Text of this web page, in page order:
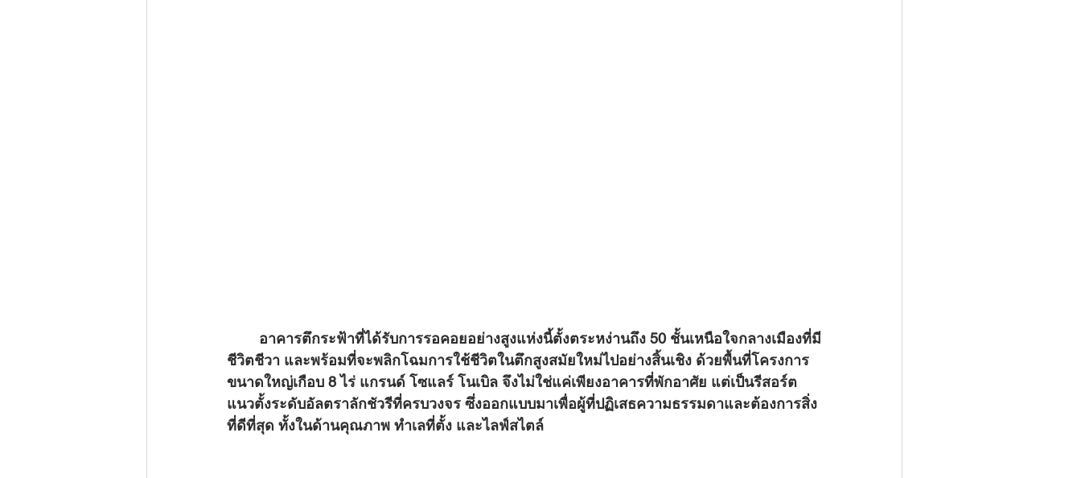
ชีวิตชีวา และพร้อมที่จะพลิกโฉมการใช้ชีวิตในตึกสูงสมัยใหม่ไปอย่างสิ้นเชิง ด้วยพื้นที่โครงการ
ขนาดใหญ่เกือบ 8 ไร่ แกรนด์ โซแลร์ โนเบิล จึงไม่ใช่แค่เพียงอาคารที่พักอาศัย แต่เป็นรีสอร์ต
แนวตั้งระดับอัลตราลักชัวรีที่ครบวงจร ซึ่งออกแบบมาเพื่อผู้ที่ปฏิเสธความธรรมดาและต้องการสิ่ง
ที่ดีที่สุด ทั้งในด้านคุณภาพ ทำเลที่ตั้ง และไลฟ์สไตล์